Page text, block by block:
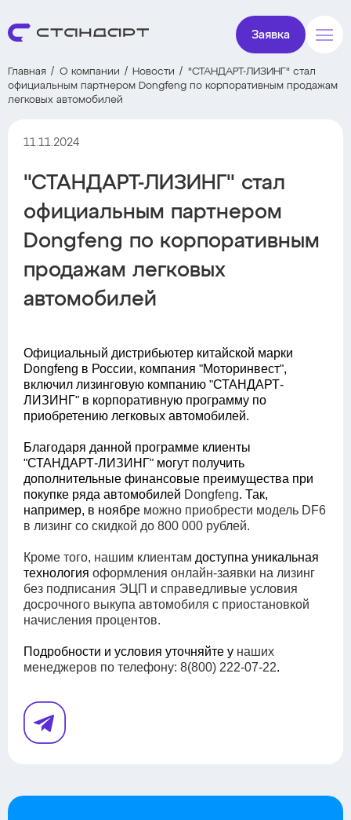
Заявка
Главная О компании Новости
"СТАНДАРТ-ЛИЗИНГ" стал
официальным партнером Dongfeng по корпоративным продажам
легковых автомобилей
11.11.2024
"СТАНДАРТ-ЛИЗИНГ" стал
официальным партнером
Dongfeng по корпоративным
продажам легковых
автомобилей
Официальный дистрибьютер китайской марки
Dongfeng в России, компания "Моторинвест",
включил лизинговую компанию "СТАНДАРТ-
ЛИЗИНГ" в корпоративную программу по
приобретению легковых автомобилей.
Благодаря данной программе клиенты
"СТАНДАРТ-ЛИЗИНГ" могут получить
дополнительные финансовые преимущества при
покупке ряда автомобилей Dongfeng. Так,
например, в ноябре можно приобрести модель DF6
в лизинг со скидкой до 800 000 рублей.
Кроме того, нашим клиентам доступна уникальная
технология оформления онлайн-заявки на лизинг
без подписания ЭЦП и справедливые условия
досрочного выкупа автомобиля с приостановкой
начисления процентов.
Подробности и условия уточняйте у наших
менеджеров по телефону: 8(800) 222-07-22.